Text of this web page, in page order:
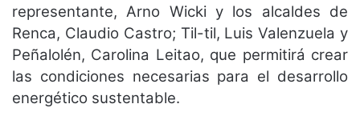
representante, Arno Wicki y los alcaldes de
Renca, Claudio Castro; Til-til, Luis Valenzuela y
Peñalolén, Carolina Leitao, que permitirá crear
las condiciones necesarias para el desarrollo
energético sustentable.